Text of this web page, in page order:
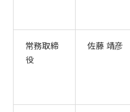
常務取締
役
佐藤 靖彦